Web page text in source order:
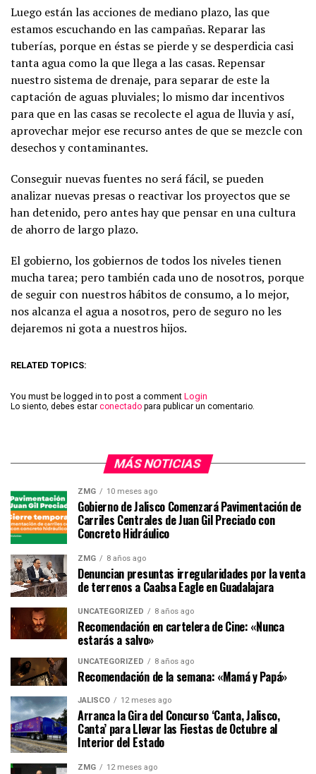
Luego están las acciones de mediano plazo, las que
estamos escuchando en las campañas. Reparar las
tuberías, porque en éstas se pierde y se desperdicia casi
tanta agua como la que llega a las casas. Repensar
nuestro sistema de drenaje, para separar de este la
captación de aguas pluviales; lo mismo dar incentivos
para que en las casas se recolecte el agua de lluvia y así,
aprovechar mejor ese recurso antes de que se mezcle con
desechos y contaminantes.
Conseguir nuevas fuentes no será fácil, se pueden
analizar nuevas presas o reactivar los proyectos que se
han detenido, pero antes hay que pensar en una cultura
de ahorro de largo plazo.
El gobierno, los gobiernos de todos los niveles tienen
mucha tarea; pero también cada uno de nosotros, porque
de seguir con nuestros hábitos de consumo, a lo mejor,
nos alcanza el agua a nosotros, pero de seguro no les
dejaremos ni gota a nuestros hijos.
RELATED TOPICS:
You must be logged in to post a comment Login
Lo siento, debes estar conectado para publicar un comentario.
MÁS NOTICIAS
ZMG 10 meses ago
Gobierno de Jalisco Comenzará Pavimentación de
Carriles Centrales de Juan Gil Preciado con
Concreto Hidráulico
ZMG 8 años ago
Denuncian presuntas irregularidades por la venta
de terrenos a Caabsa Eagle en Guadalajara
UNCATEGORIZED 8 años ago
Recomendación en cartelera de Cine: «Nunca
estarás a salvo»
UNCATEGORIZED 8 años ago
Recomendación de la semana: «Mamá y Papá»
JALISCO 12 meses ago
Arranca la Gira del Concurso ‘Canta, Jalisco,
Canta’ para Llevar las Fiestas de Octubre al
Interior del Estado
ZMG 12 meses ago